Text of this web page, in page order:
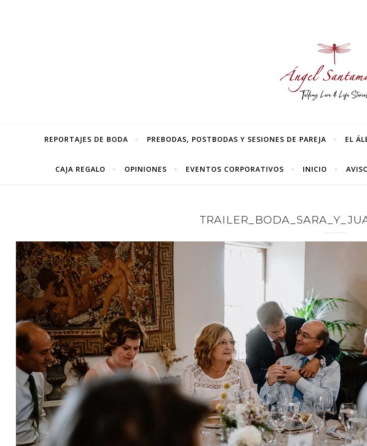
REPORTAJES DE BODA PREBODAS, POSTBODAS Y SESIONES DE PAREJA EL
CAJA REGALO OPINIONES EVENTOS CORPORATIVOS INICIO